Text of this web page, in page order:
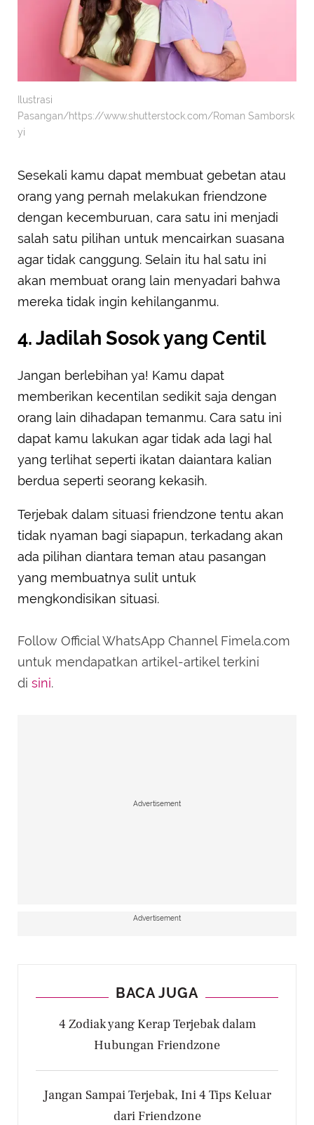
Ilustrasi
Pasangan/https://www.shutterstock.com/Roman Samborsk
yi
Sesekali kamu dapat membuat gebetan atau
orang yang pernah melakukan friendzone
dengan kecemburuan, cara satu ini menjadi
salah satu pilihan untuk mencairkan suasana
agar tidak canggung. Selain itu hal satu ini
akan membuat orang lain menyadari bahwa
mereka tidak ingin kehilanganmu.
4. Jadilah Sosok yang Centil
Jangan berlebihan ya! Kamu dapat
memberikan kecentilan sedikit saja dengan
orang lain dihadapan temanmu. Cara satu ini
dapat kamu lakukan agar tidak ada lagi hal
yang terlihat seperti ikatan daiantara kalian
berdua seperti seorang kekasih.
Terjebak dalam situasi friendzone tentu akan
tidak nyaman bagi siapapun, terkadang akan
ada pilihan diantara teman atau pasangan
yang membuatnya sulit untuk
mengkondisikan situasi.
Follow Official WhatsApp Channel Fimela.com
untuk mendapatkan artikel-artikel terkini
di sini.
Advertisement
Advertisement
BACA JUGA
4 Zodiak yang Kerap Terjebak dalam
Hubungan Friendzone
Jangan Sampai Terjebak, Ini 4 Tips Keluar
dari Friendzone